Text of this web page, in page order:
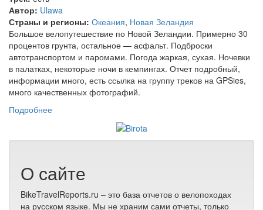
Автор: Ulawa
Страны и регионы: Океания, Новая Зеландия
Большое велопутешествие по Новой Зеландии. Примерно 30
процентов грунта, остальное — асфальт. Подброски
автотранспортом и паромами. Погода жаркая, сухая. Ночевки
в палатках, некоторые ночи в кемпингах. Отчет подробный,
информации много, есть ссылка на группу треков на GPSies,
много качественных фотографий.
Подробнее
О сайте
BikeTravelReports.ru – это база отчетов о велопоходах
на русском языке. Мы не храним сами отчеты, только